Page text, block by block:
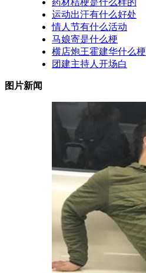
药材桔梗是什么样的
运动出汗有什么好处
情人节有什么活动
马娘寄是什么梗
横店炮王霍建华什么梗
团建主持人开场白
图片新闻